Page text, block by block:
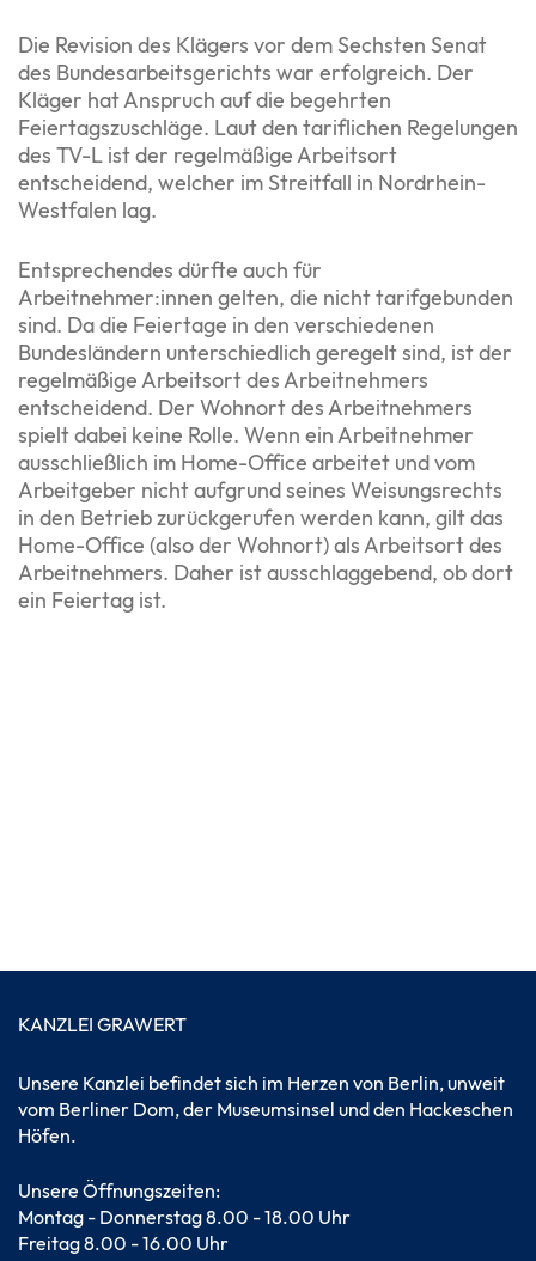
Die Revision des Klägers vor dem Sechsten Senat
des Bundesarbeitsgerichts war erfolgreich. Der
Kläger hat Anspruch auf die begehrten
Feiertagszuschläge. Laut den tariflichen Regelungen
des TV-L ist der regelmäßige Arbeitsort
entscheidend, welcher im Streitfall in Nordrhein-
Westfalen lag.
Entsprechendes dürfte auch für
Arbeitnehmer:innen gelten, die nicht tarifgebunden
sind. Da die Feiertage in den verschiedenen
Bundesländern unterschiedlich geregelt sind, ist der
regelmäßige Arbeitsort des Arbeitnehmers
entscheidend. Der Wohnort des Arbeitnehmers
spielt dabei keine Rolle. Wenn ein Arbeitnehmer
ausschließlich im Home-Office arbeitet und vom
Arbeitgeber nicht aufgrund seines Weisungsrechts
in den Betrieb zurückgerufen werden kann, gilt das
Home-Office (also der Wohnort) als Arbeitsort des
Arbeitnehmers. Daher ist ausschlaggebend, ob dort
ein Feiertag ist.
KANZLEI GRAWERT
Unsere Kanzlei befindet sich im Herzen von Berlin, unweit
vom Berliner Dom, der Museumsinsel und den Hackeschen
Höfen.
Unsere Öffnungszeiten:
Montag - Donnerstag 8.00 - 18.00 Uhr
Freitag 8.00 - 16.00 Uhr